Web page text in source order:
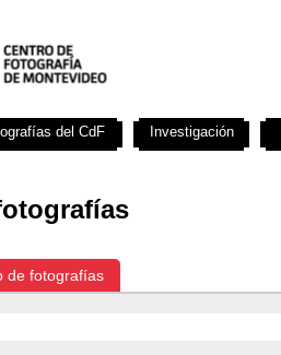
de fotografías
del CdF Investigación